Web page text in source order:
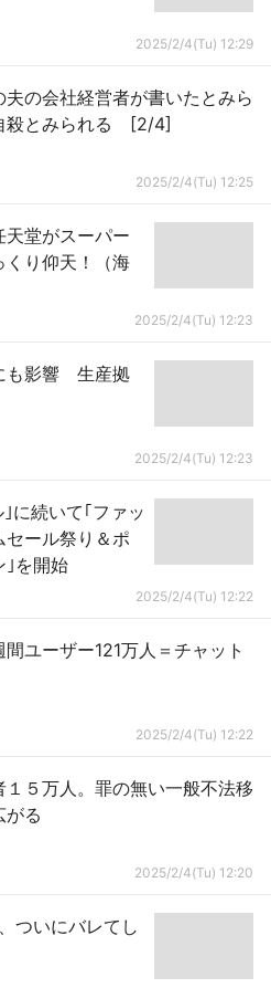
2025/2/4(Tu) 12:29
の会社経営者が書いたとみら
殺とみられる [2/4]
2025/2/4(Tu) 12:25
堂がスーパー
くり仰天！（海
2025/2/4(Tu) 12:23
も影響 生産拠
2025/2/4(Tu) 12:23
に続いて｢ファッ
ール祭り＆ポ
｣を開始
2025/2/4(Tu) 12:22
ユーザー121万人＝チャット
2025/2/4(Tu) 12:22
５万人。罪の無い一般不法移
がる
2025/2/4(Tu) 12:20
ついにバレてし